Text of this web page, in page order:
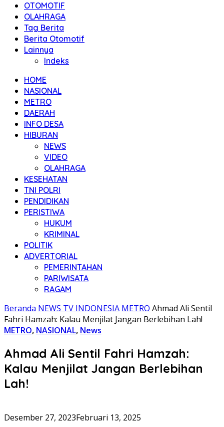
OTOMOTIF
OLAHRAGA
Tag Berita
Berita Otomotif
Lainnya
Indeks
HOME
NASIONAL
METRO
DAERAH
INFO DESA
HIBURAN
NEWS
VIDEO
OLAHRAGA
KESEHATAN
TNI POLRI
PENDIDIKAN
PERISTIWA
HUKUM
KRIMINAL
POLITIK
ADVERTORIAL
PEMERINTAHAN
PARIWISATA
RAGAM
Beranda NEWS TV INDONESIA METRO Ahmad Ali Sentil
Fahri Hamzah: Kalau Menjilat Jangan Berlebihan Lah!
METRO, NASIONAL, News
Ahmad Ali Sentil Fahri Hamzah:
Kalau Menjilat Jangan Berlebihan
Lah!
Desember 27, 2023Februari 13, 2025